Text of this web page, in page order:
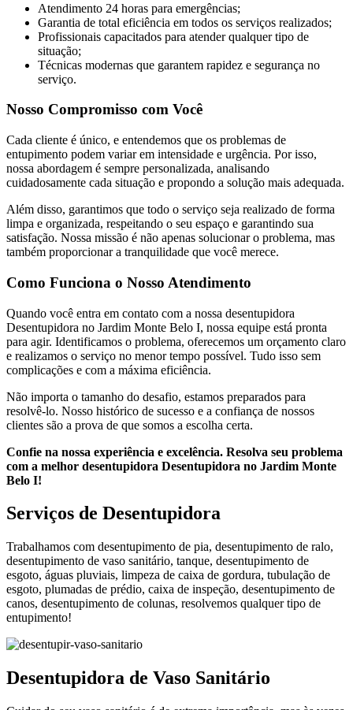
Atendimento 24 horas para emergências;
Garantia de total eficiência em todos os serviços realizados;
Profissionais capacitados para atender qualquer tipo de
situação;
Técnicas modernas que garantem rapidez e segurança no
serviço.
Nosso Compromisso com Você
Cada cliente é único, e entendemos que os problemas de
entupimento podem variar em intensidade e urgência. Por isso,
nossa abordagem é sempre personalizada, analisando
cuidadosamente cada situação e propondo a solução mais adequada.
Além disso, garantimos que todo o serviço seja realizado de forma
limpa e organizada, respeitando o seu espaço e garantindo sua
satisfação. Nossa missão é não apenas solucionar o problema, mas
também proporcionar a tranquilidade que você merece.
Como Funciona o Nosso Atendimento
Quando você entra em contato com a nossa desentupidora
Desentupidora no Jardim Monte Belo I, nossa equipe está pronta
para agir. Identificamos o problema, oferecemos um orçamento claro
e realizamos o serviço no menor tempo possível. Tudo isso sem
complicações e com a máxima eficiência.
Não importa o tamanho do desafio, estamos preparados para
resolvê-lo. Nosso histórico de sucesso e a confiança de nossos
clientes são a prova de que somos a escolha certa.
Confie na nossa experiência e excelência. Resolva seu problema
com a melhor desentupidora Desentupidora no Jardim Monte
Belo I!
Serviços de Desentupidora
Trabalhamos com desentupimento de pia, desentupimento de ralo,
desentupimento de vaso sanitário, tanque, desentupimento de
esgoto, águas pluviais, limpeza de caixa de gordura, tubulação de
esgoto, plumadas de prédio, caixa de inspeção, desentupimento de
canos, desentupimento de colunas, resolvemos qualquer tipo de
entupimento!
Desentupidora de Vaso Sanitário